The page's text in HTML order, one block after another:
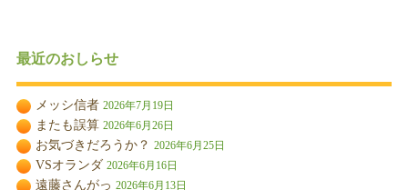
最近のおしらせ
メッシ信者 2026年7月19日
またも誤算 2026年6月26日
お気づきだろうか？ 2026年6月25日
VSオランダ 2026年6月16日
遠藤さんがっ 2026年6月13日